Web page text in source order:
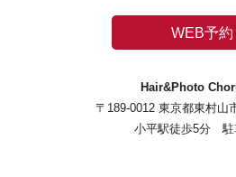
WEB予約
Hair&Photo
〒189-0012 東京都東村山
小平駅徒歩5分 駐